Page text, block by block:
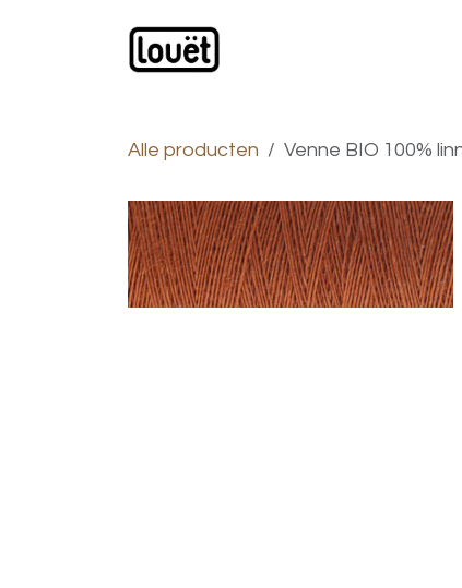
Alle producten Venne BIO 100%